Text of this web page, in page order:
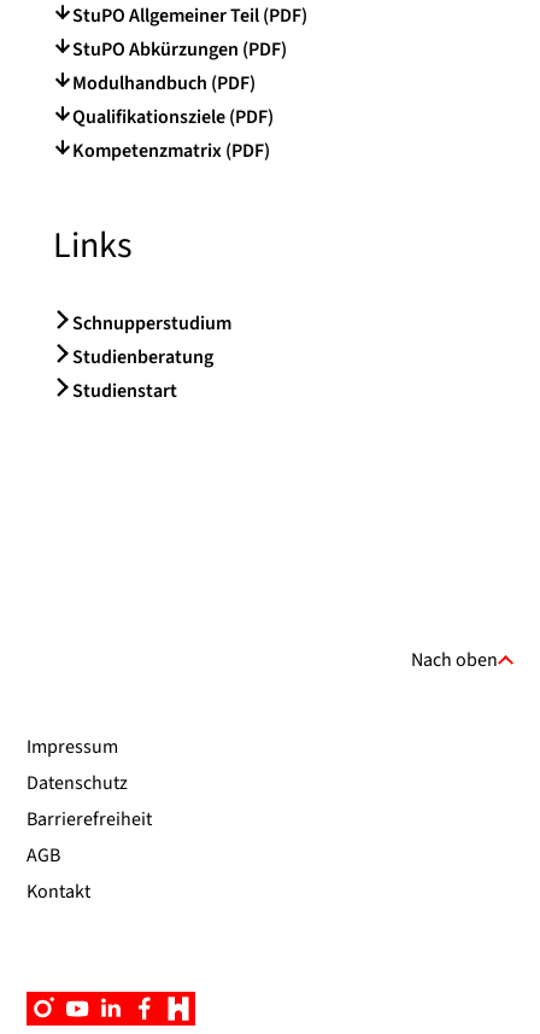
StuPO Allgemeiner Teil (PDF)
StuPO Abkürzungen (PDF)
Modulhandbuch (PDF)
Qualifikationsziele (PDF)
Kompetenzmatrix (PDF)
Links
Schnupperstudium
Studienberatung
Studienstart
Nach oben
Impressum
Datenschutz
Barrierefreiheit
AGB
Kontakt
Instagram
YouTubeLinkedinFacebookCampus